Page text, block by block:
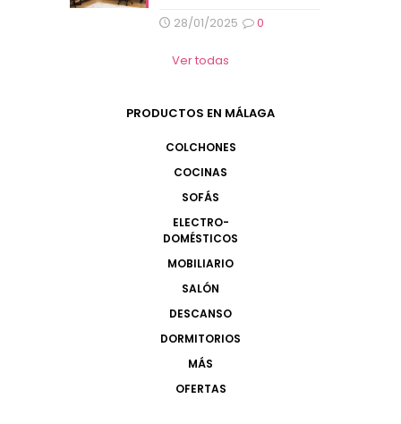
28/01/2025 0
Ver todas
PRODUCTOS EN MÁLAGA
COLCHONES
COCINAS
SOFÁS
ELECTRO-
DOMÉSTICOS
MOBILIARIO
SALÓN
DESCANSO
DORMITORIOS
MÁS
OFERTAS